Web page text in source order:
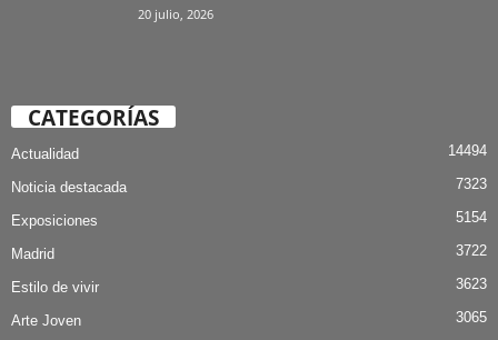
20 julio, 2026
CATEGORÍAS
Actualidad 14494
Noticia destacada 7323
Exposiciones 5154
Madrid 3722
Estilo de vivir 3623
Arte Joven 3065